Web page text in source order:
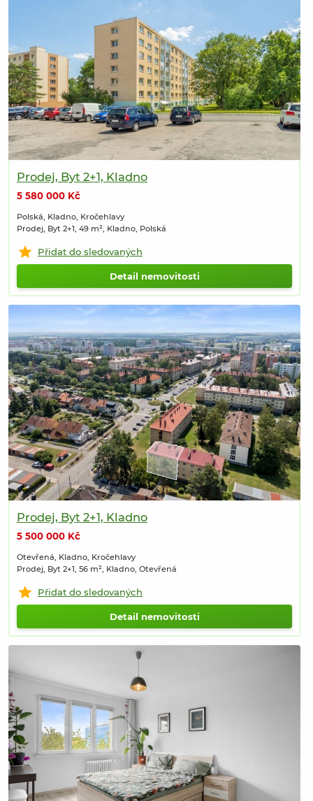
Prodej, Byt 2+1, Kladno
5 580 000 Kč
Polská, Kladno, Kročehlavy
Prodej, Byt 2+1, 49 m², Kladno, Polská
Přidat do sledovaných
Detail nemovitosti
Prodej, Byt 2+1, Kladno
5 500 000 Kč
Otevřená, Kladno, Kročehlavy
Prodej, Byt 2+1, 56 m², Kladno, Otevřená
Přidat do sledovaných
Detail nemovitosti